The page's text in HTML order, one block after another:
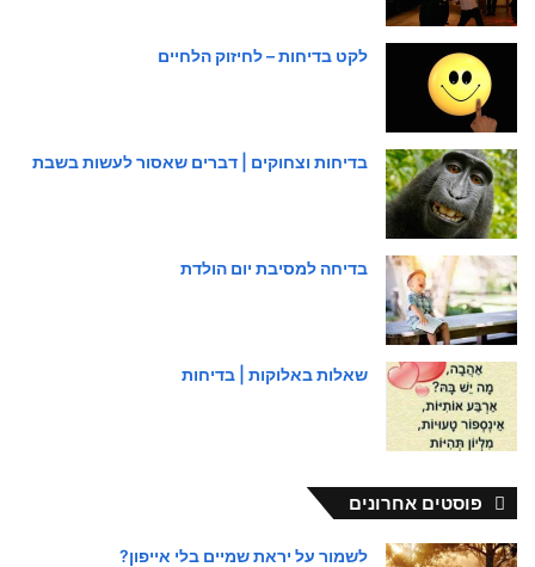
לקט בדיחות – לחיזוק הלחיים
בדיחות וצחוקים | דברים שאסור לעשות בשבת
בדיחה למסיבת יום הולדת
שאלות באלוקות | בדיחות
פוסטים אחרונים
לשמור על יראת שמיים בלי אייפון?